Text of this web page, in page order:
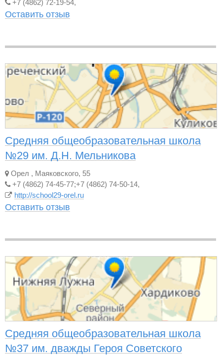
+7 (4862) 72-19-54,
Оставить отзыв
Средняя общеобразовательная школа
№29 им. Д.Н. Мельникова
Орел , Маяковского, 55
+7 (4862) 74-45-77;+7 (4862) 74-50-14,
http://school29-orel.ru
Оставить отзыв
Средняя общеобразовательная школа
№37 им. дважды Героя Советского